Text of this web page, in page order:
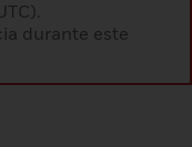
durante este